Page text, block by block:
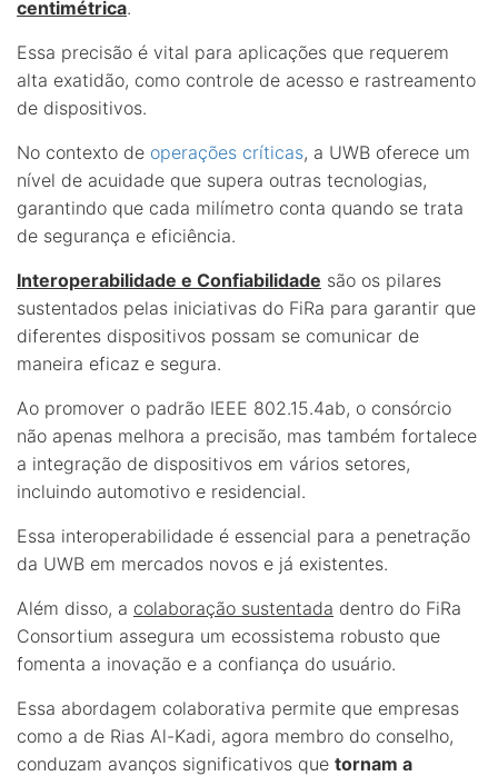
centimétrica.
Essa precisão é vital para aplicações que requerem
alta exatidão, como controle de acesso e rastreamento
de dispositivos.
No contexto de operações críticas, a UWB oferece um
nível de acuidade que supera outras tecnologias,
garantindo que cada milímetro conta quando se trata
de segurança e eficiência.
Interoperabilidade e Confiabilidade são os pilares
sustentados pelas iniciativas do FiRa para garantir que
diferentes dispositivos possam se comunicar de
maneira eficaz e segura.
Ao promover o padrão IEEE 802.15.4ab, o consórcio
não apenas melhora a precisão, mas também fortalece
a integração de dispositivos em vários setores,
incluindo automotivo e residencial.
Essa interoperabilidade é essencial para a penetração
da UWB em mercados novos e já existentes.
Além disso, a colaboração sustentada dentro do FiRa
Consortium assegura um ecossistema robusto que
fomenta a inovação e a confiança do usuário.
Essa abordagem colaborativa permite que empresas
como a de Rias Al-Kadi, agora membro do conselho,
conduzam avanços significativos que tornam a